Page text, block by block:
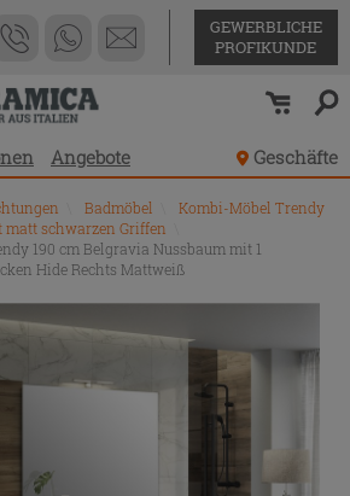
GEWERBLICHE
PROFIKUNDE
Angebote Geschäfte
Badmöbel
Kombi-Möbel Trendy
schwarzen Griffen
190 cm Belgravia Nussbaum mit 1
Hide Rechts Mattweiß